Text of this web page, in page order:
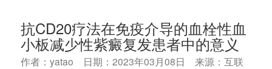
o
n
抗CD20疗法在免疫介导的血栓性血
小板减少性紫癜复发患者中的意义
作者：yatao 日期：2023年03月08日 来源：互联